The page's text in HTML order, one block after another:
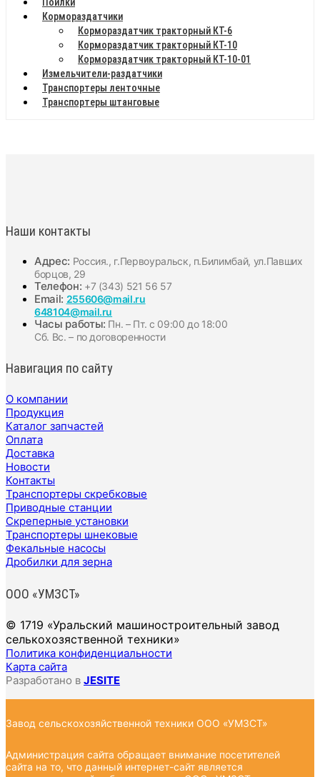
Кормораздатчики
Кормораздатчик тракторный КТ-6
Кормораздатчик тракторный КТ-10
Кормораздатчик тракторный КТ-10-01
Измельчители-раздатчики
Транспортеры ленточные
Транспортеры штанговые
Наши контакты
Адрес: Россия., г.Первоуральск, п.Билимбай, ул.Павших
борцов, 29
Телефон: +7 (343) 521 56 57
Email: 255606@mail.ru
648104@mail.ru
Часы работы: Пн. – Пт. с 09:00 до 18:00
Сб. Вс. – по договоренности
Навигация по сайту
О компании
Продукция
Каталог запчастей
Оплата
Доставка
Новости
Контакты
Транспортеры скребковые
Приводные станции
Скреперные установки
Транспортеры шнековые
Фекальные насосы
Дробилки для зерна
ООО «УМЗСТ»
© 1719 «Уральский машиностроительный завод
селькохозяственной техники»
Политика конфиденциальности
Карта сайта
Разработано в JESITE
Завод сельскохозяйственной техники ООО «УМЗСТ»
Администрация сайта обращает внимание посетителей
сайта на то, что данный интернет-сайт является